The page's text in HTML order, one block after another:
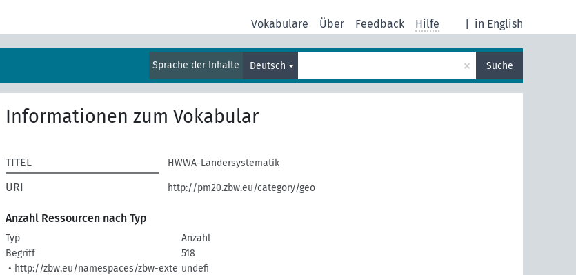
in English
Vokabulare Über Feedback Hilfe
Sprache der Inhalte Deutsch × Suche
Informationen zum Vokabular
TITEL HWWA-Ländersystematik
URI http://pm20.zbw.eu/category/geo
Anzahl Ressourcen nach Typ
Typ
Anzahl
Begriff
518
• http://zbw.eu/namespaces/zbw-exte undefi